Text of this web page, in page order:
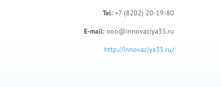
Tel: +7 (8202) 20-19-80
E-mail: ooo@innovaciya35.ru
http://innovaciya35.ru/